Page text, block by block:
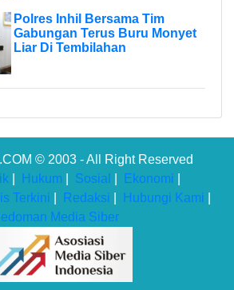
Polres Inhil Bersama Tim
Gabungan Terus Buru Monyet
Liar Di Tembilahan
© 2003 - All Right Reserved
Hukum Sosial Ekonomi
Terkini Redaksi Hubungi Kami
Media Siber